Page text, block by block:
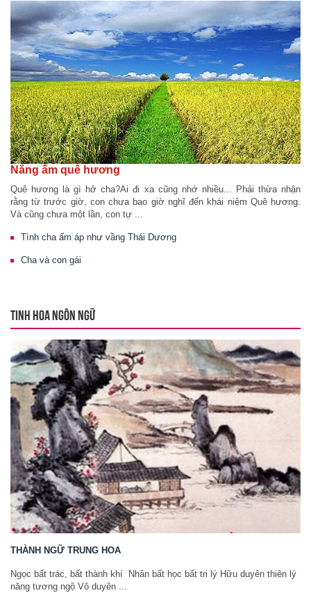
Nắng ấm quê hương
Quê hương là gì hở cha?Ai đi xa cũng nhớ nhiều... Phải thừa nhận
rằng từ trước giờ, con chưa bao giờ nghĩ đến khái niệm Quê hương.
Và cũng chưa một lần, con tự ...
Tình cha ấm áp như vầng Thái Dương
Cha và con gái
TINH HOA NGÔN NGỮ
THÀNH NGỮ TRUNG HOA
Ngọc bất trác, bất thành khí Nhân bất học bất tri lý Hữu duyên thiên lý
năng tương ngộ Vô duyên ...